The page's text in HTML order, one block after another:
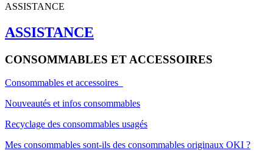
ASSISTANCE
ASSISTANCE
CONSOMMABLES ET ACCESSOIRES
Consommables et accessoires
Nouveautés et infos consommables
Recyclage des consommables usagés
Mes consommables sont-ils des consommables originaux OKI ?